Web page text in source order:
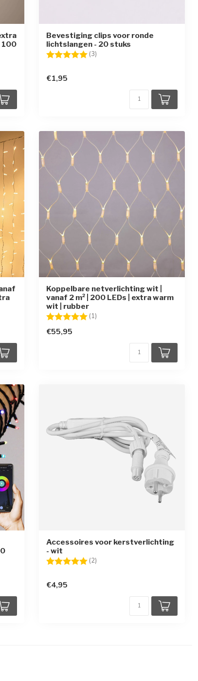
100
Bevestiging clips voor ronde
lichtslangen - 20 stuks
Beoordeling: (3)
€1,95
Koppelbare netverlichting wit |
vanaf 2 m² | 200 LEDs | extra warm
wit | rubber
Beoordeling: (1)
€55,95
Accessoires voor kerstverlichting
- wit
Beoordeling: (2)
€4,95